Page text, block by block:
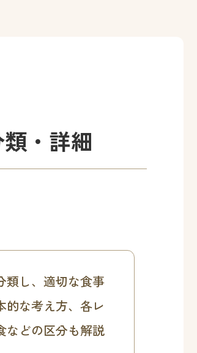
・詳細
類し、適切な食事
的な考え方、各レ
などの区分も解説